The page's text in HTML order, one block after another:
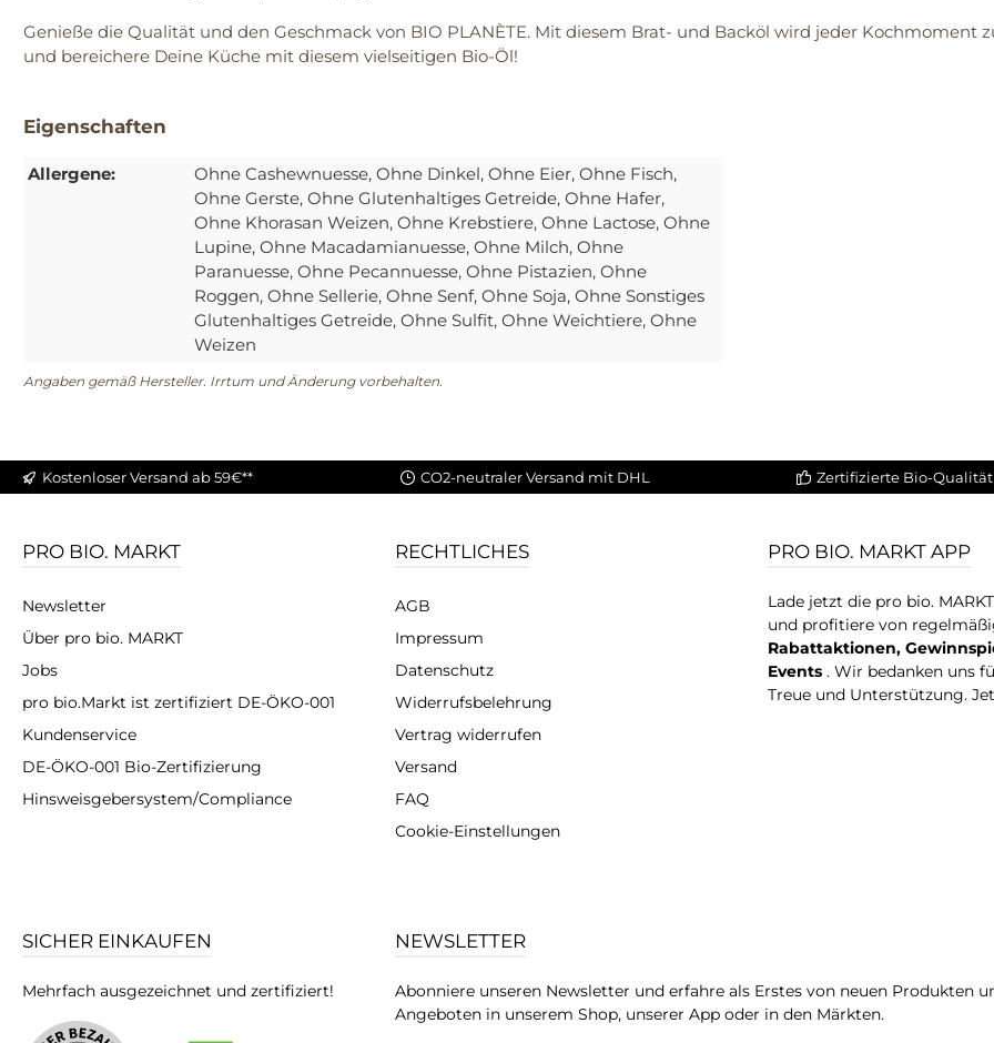
Genieße die Qualität und den Geschmack von BIO PLANÈTE. Mit diesem Brat- und Backöl wird jeder Kochmoment
und bereichere Deine Küche mit diesem vielseitigen Bio-Öl!
Eigenschaften
Allergene: Ohne Cashewnuesse, Ohne Dinkel, Ohne Eier, Ohne Fisch,
Ohne Gerste, Ohne Glutenhaltiges Getreide, Ohne Hafer,
Ohne Khorasan Weizen, Ohne Krebstiere, Ohne Lactose, Ohne
Lupine, Ohne Macadamianuesse, Ohne Milch, Ohne
Paranuesse, Ohne Pecannuesse, Ohne Pistazien, Ohne
Roggen, Ohne Sellerie, Ohne Senf, Ohne Soja, Ohne Sonstiges
Glutenhaltiges Getreide, Ohne Sulfit, Ohne Weichtiere, Ohne
Weizen
Angaben gemäß Hersteller. Irrtum und Änderung vorbehalten.
Kostenloser Versand ab 59€** CO2-neutraler Versand mit DHL Zertifizierte Bio-Qualität
PRO BIO. MARKT
Newsletter
Über pro bio. MARKT
Jobs
pro bio.Markt ist zertifiziert DE-ÖKO-001
Kundenservice
DE-ÖKO-001 Bio-Zertifizierung
Hinsweisgebersystem/Compliance
RECHTLICHES
AGB
Impressum
Datenschutz
Widerrufsbelehrung
Vertrag widerrufen
Versand
FAQ
Cookie-Einstellungen
PRO BIO. MARKT APP
Lade jetzt die pro bio.
und profitiere von
Rabattaktionen,
Events . Wir bedanken uns
Treue und Unterstützung.
SICHER EINKAUFEN
Mehrfach ausgezeichnet und zertifiziert!
NEWSLETTER
Abonniere unseren Newsletter und erfahre als Erstes von neuen Produkten
Angeboten in unserem Shop, unserer App oder in den Märkten.